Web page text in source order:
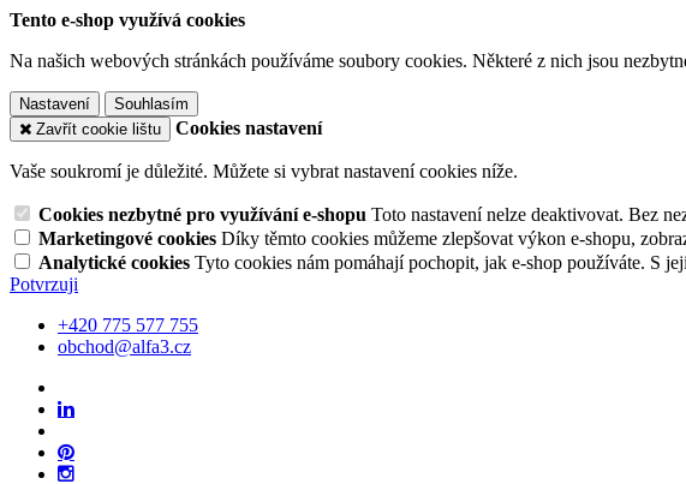
Tento e-shop využívá cookies
Na našich webových stránkách používáme soubory cookies. Některé z nich jsou
Nastavení
Souhlasím
Zavřít cookie lištu
Cookies nastavení
Vaše soukromí je důležité. Můžete si vybrat nastavení cookies níže.
Cookies nezbytné pro využívání e-shopu Toto nastavení nelze deaktivovat. Bez
Marketingové cookies Díky těmto cookies můžeme zlepšovat výkon e-shopu,
Analytické cookies Tyto cookies nám pomáhají pochopit, jak e-shop používáte. S
Potvrzuji
+420 775 577 755
obchod@alfa3.cz